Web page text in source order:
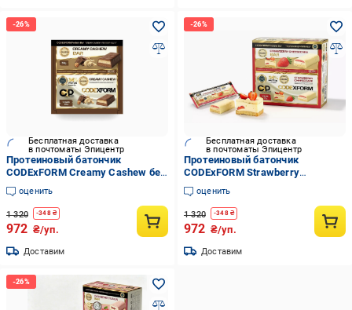
Бесплатная доставка
в почтоматы Эпицентр
Протеиновый батончик
CODExFORM Creamy Cashew без
сахара 34% протеина 12 шт.
(2934805023)
оценить
1 320 -348₴
972 ₴/уп.
Доставим
Бесплатная доставка
в почтоматы Эпицентр
Протеиновый батончик
CODExFORM Strawberry
Cheesecake без сахара 34%
протеина 12 шт. (2934805021)
оценить
1 320 -348₴
972 ₴/уп.
Доставим